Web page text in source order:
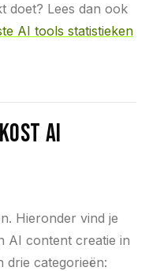
doet? Lees dan ook
AI tools statistieken
AI
Hieronder vind je
AI content creatie in
drie categorieën: